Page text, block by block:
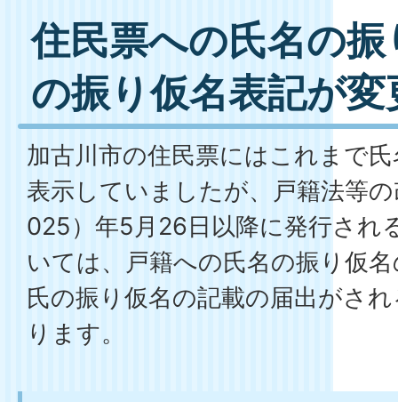
住民票への氏名の
の振り仮名表記が
加古川市の住民票にはこれまで
表示していましたが、戸籍法等
025）年5月26日以降に発行され
いては、戸籍への氏名の振り仮
氏の振り仮名の記載の届出がさ
ります。